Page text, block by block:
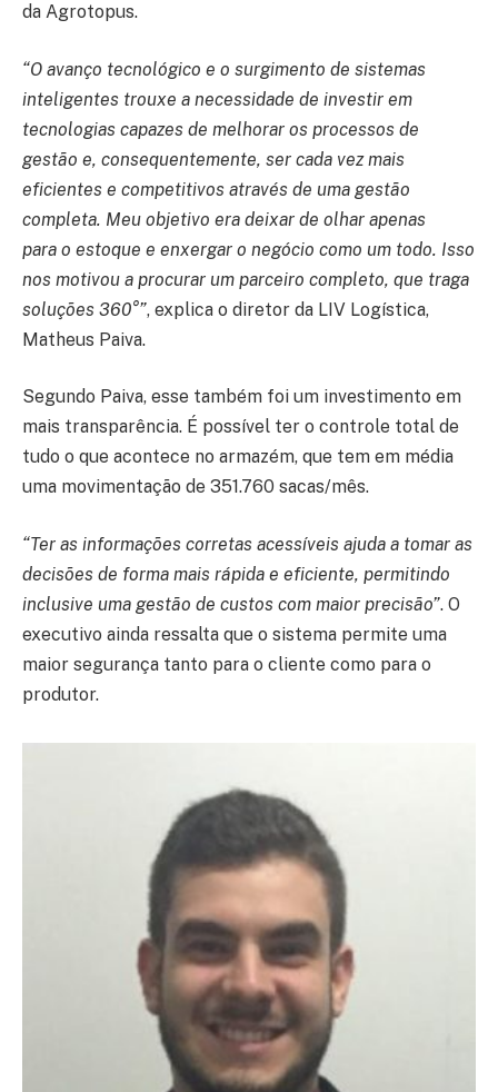
da Agrotopus.
“O avanço tecnológico e o surgimento de sistemas
inteligentes trouxe a necessidade de investir em
tecnologias capazes de melhorar os processos de
gestão e, consequentemente, ser cada vez mais
eficientes e competitivos através de uma gestão
completa. Meu objetivo era deixar de olhar apenas
para o estoque e enxergar o negócio como um todo. Isso
nos motivou a procurar um parceiro completo, que traga
soluções 360°”, explica o diretor da LIV Logística,
Matheus Paiva.
Segundo Paiva, esse também foi um investimento em
mais transparência. É possível ter o controle total de
tudo o que acontece no armazém, que tem em média
uma movimentação de 351.760 sacas/mês.
“Ter as informações corretas acessíveis ajuda a tomar as
decisões de forma mais rápida e eficiente, permitindo
inclusive uma gestão de custos com maior precisão”. O
executivo ainda ressalta que o sistema permite uma
maior segurança tanto para o cliente como para o
produtor.